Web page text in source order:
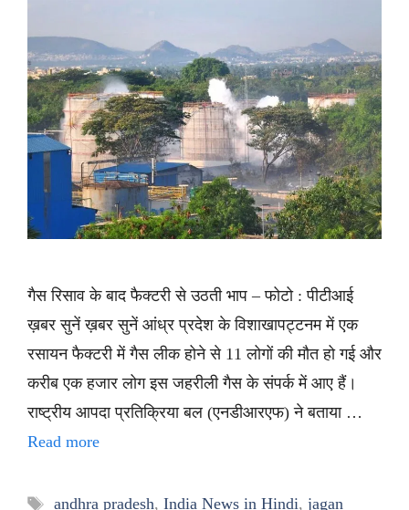
गैस रिसाव के बाद फैक्टरी से उठती भाप – फोटो : पीटीआई
ख़बर सुनें ख़बर सुनें आंध्र प्रदेश के विशाखापट्टनम में एक
रसायन फैक्टरी में गैस लीक होने से 11 लोगों की मौत हो गई और
करीब एक हजार लोग इस जहरीली गैस के संपर्क में आए हैं।
राष्ट्रीय आपदा प्रतिक्रिया बल (एनडीआरएफ) ने बताया …
Read more
Tags
andhra pradesh, India News in Hindi, jagan